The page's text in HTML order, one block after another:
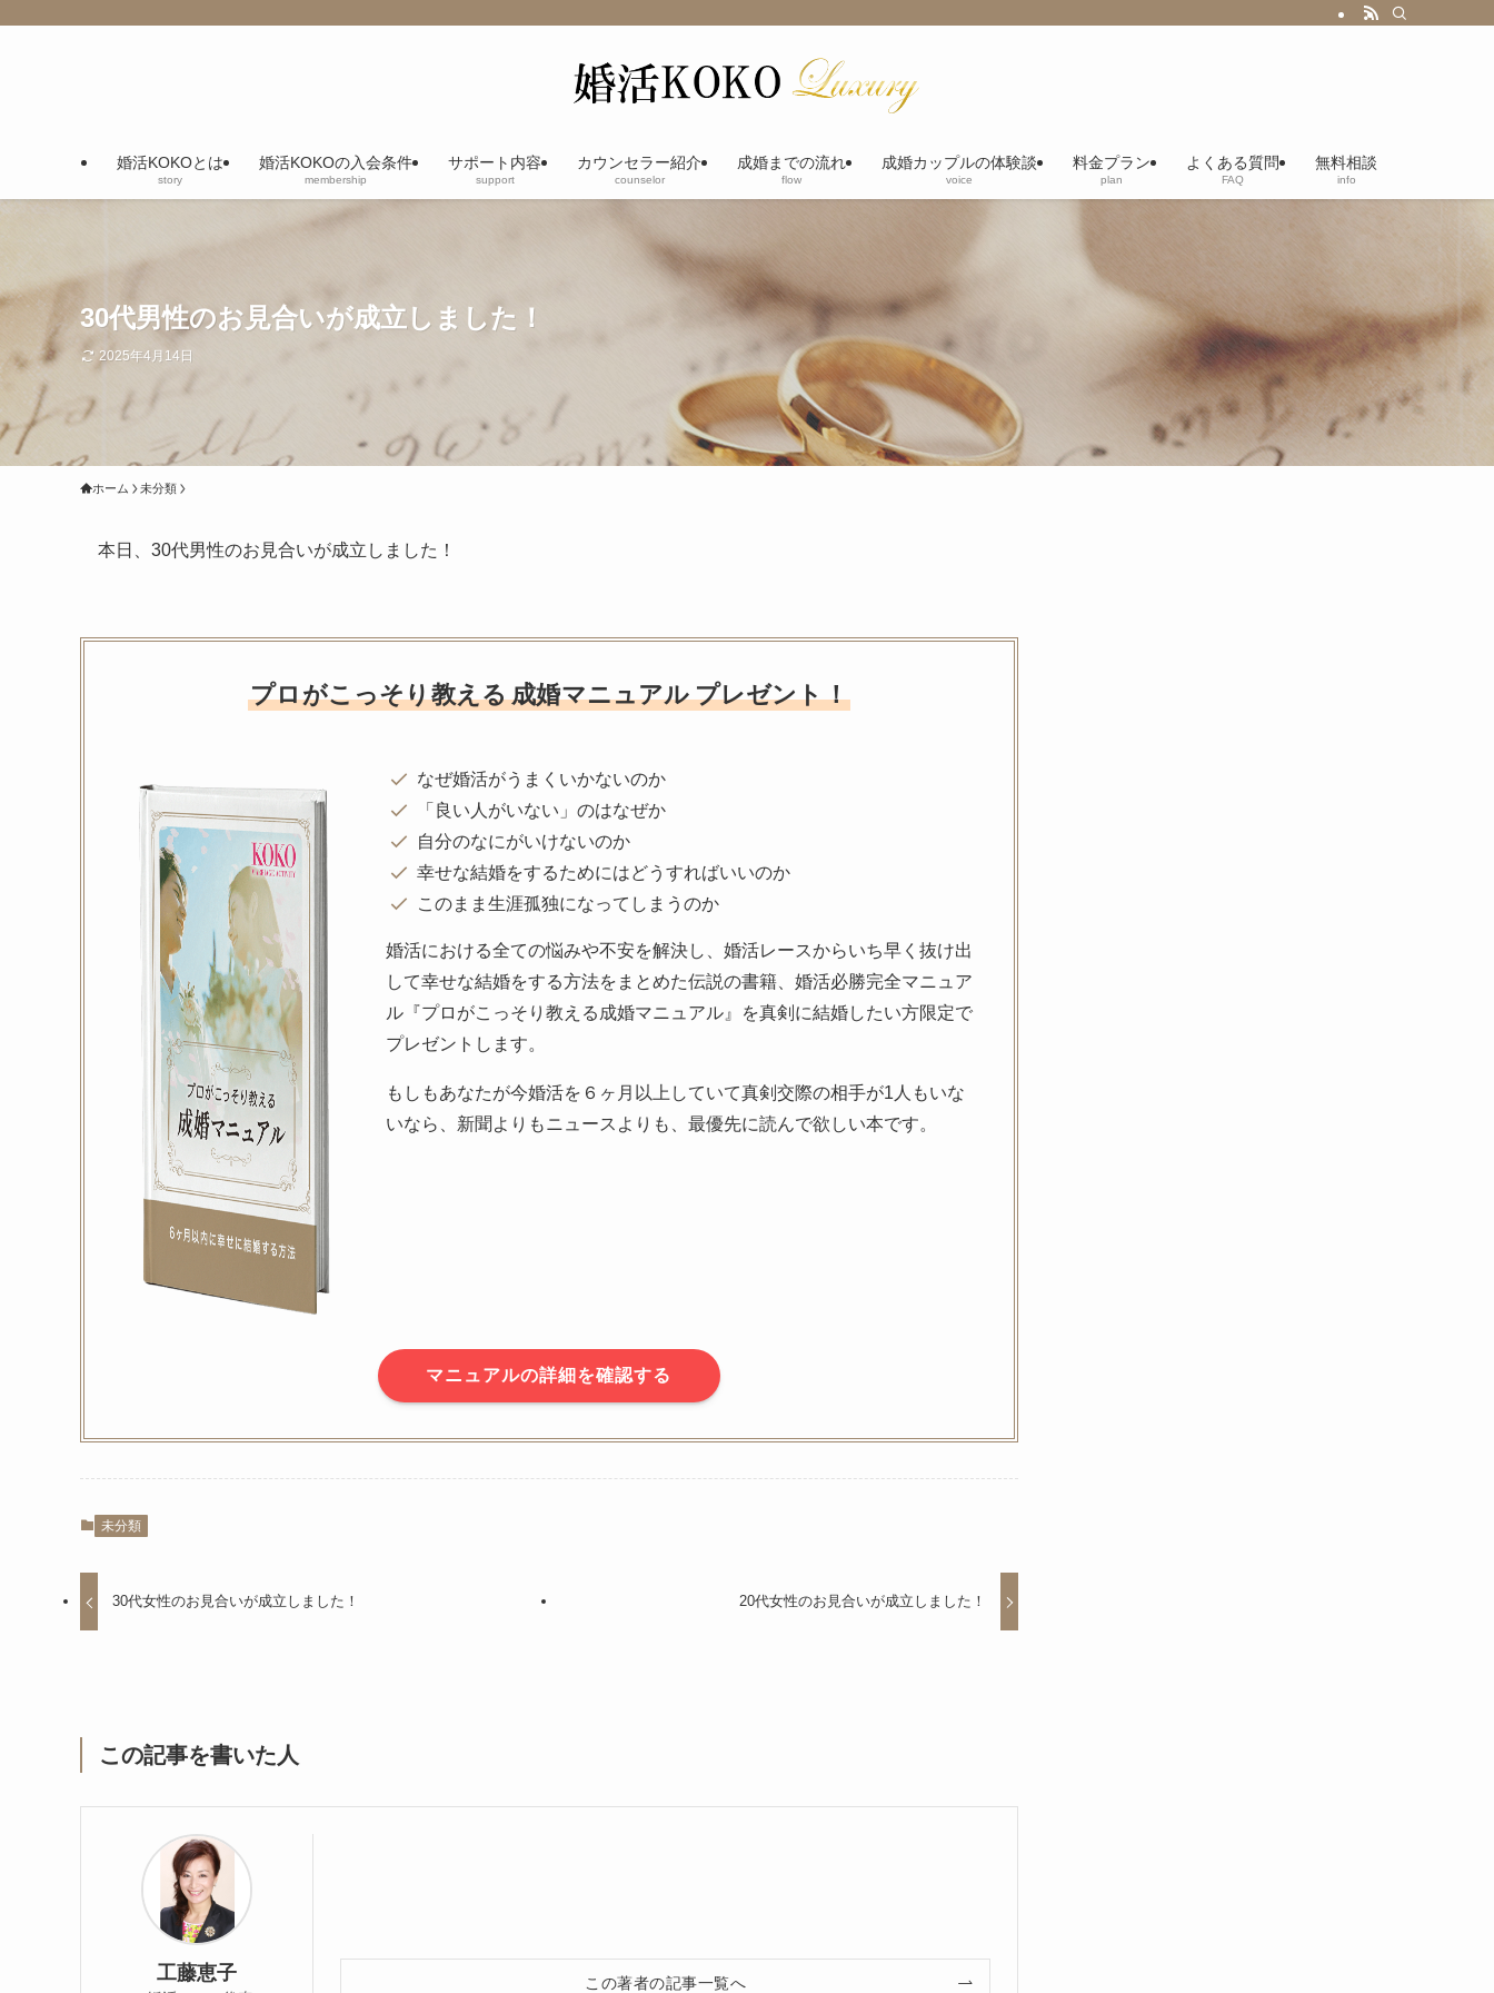
婚活KOKOとは
story
婚活KOKOの入会条件
membership
サポート内容
support
カウンセラー紹介
counselor
成婚までの流れ
flow
成婚カップルの体験談
voice
料金プラン
plan
よくある質問
FAQ
無料相談
info
30代男性のお見合いが成立しました！
2025年4月14日
ホーム 未分類
本日、30代男性のお見合いが成立しました！
プロがこっそり教える成婚マニュアルプレゼント！
なぜ婚活がうまくいかないのか
「良い人がいない」のはなぜか
自分のなにがいけないのか
幸せな結婚をするためにはどうすればいいのか
このまま生涯孤独になってしまうのか
婚活における全ての悩みや不安を解決し、婚活レースからいち早く抜け出
して幸せな結婚をする方法をまとめた伝説の書籍、婚活必勝完全マニュア
ル『プロがこっそり教える成婚マニュアル』を真剣に結婚したい方限定で
プレゼントします。
もしもあなたが今婚活を６ヶ月以上していて真剣交際の相手が1人もいな
いなら、新聞よりもニュースよりも、最優先に読んで欲しい本です。
マニュアルの詳細を確認する
未分類
30代女性のお見合いが成立しました！ 20代女性のお見合いが成立しました！
この記事を書いた人
工藤恵子 この著者の記事一覧へ